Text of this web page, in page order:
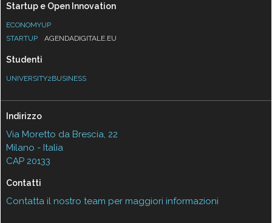
Startup e Open Innovation
ECONOMYUP
STARTUP
AGENDADIGITALE.EU
Studenti
UNIVERSITY2BUSINESS
Indirizzo
Via Moretto da Brescia, 22
Milano - Italia
CAP 20133
Contatti
Contatta il nostro team per maggiori informazioni